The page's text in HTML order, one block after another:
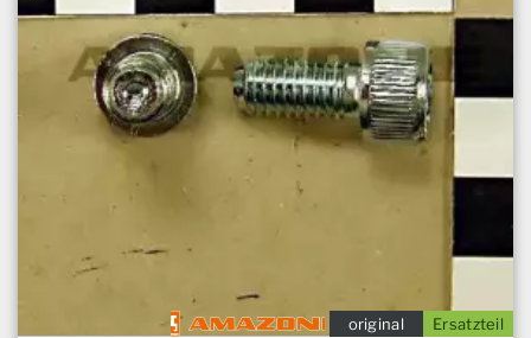
Ersatzteil
original